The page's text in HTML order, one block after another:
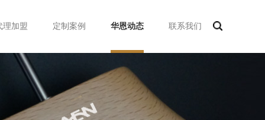
理加盟 定制案例 华恩动态 联系我们